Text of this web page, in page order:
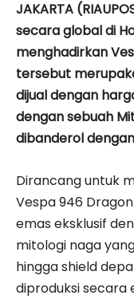
JAKARTA
secara global di
menghadirkan
tersebut
dijual dengan
dengan sebuah
dibanderol
Dirancang untuk
Vespa 946
emas eksklusif
mitologi naga
hingga shield
diproduksi secara